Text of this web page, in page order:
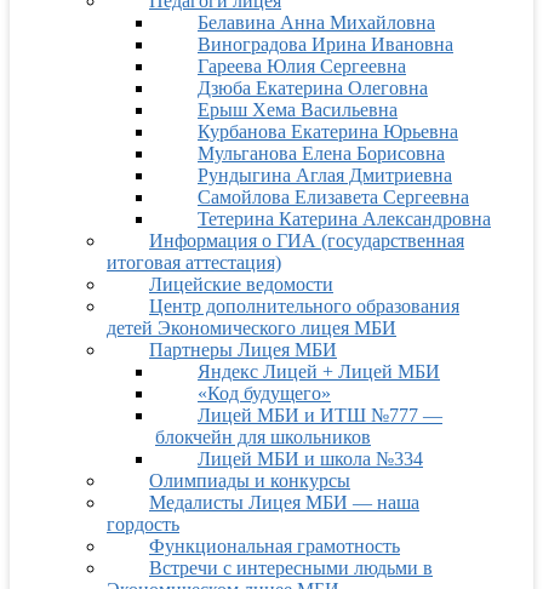
Белавина Анна Михайловна
Виноградова Ирина Ивановна
Гареева Юлия Сергеевна
Дзюба Екатерина Олеговна
Ерыш Хема Васильевна
Курбанова Екатерина Юрьевна
Мульганова Елена Борисовна
Рундыгина Аглая Дмитриевна
Самойлова Елизавета Сергеевна
Тетерина Катерина Александровна
Информация о ГИА (государственная
итоговая аттестация)
Лицейские ведомости
Центр дополнительного образования
детей Экономического лицея МБИ
Партнеры Лицея МБИ
Яндекс Лицей + Лицей МБИ
«Код будущего»
Лицей МБИ и ИТШ №777 —
блокчейн для школьников
Лицей МБИ и школа №334
Олимпиады и конкурсы
Медалисты Лицея МБИ — наша
гордость
Функциональная грамотность
Встречи с интересными людьми в